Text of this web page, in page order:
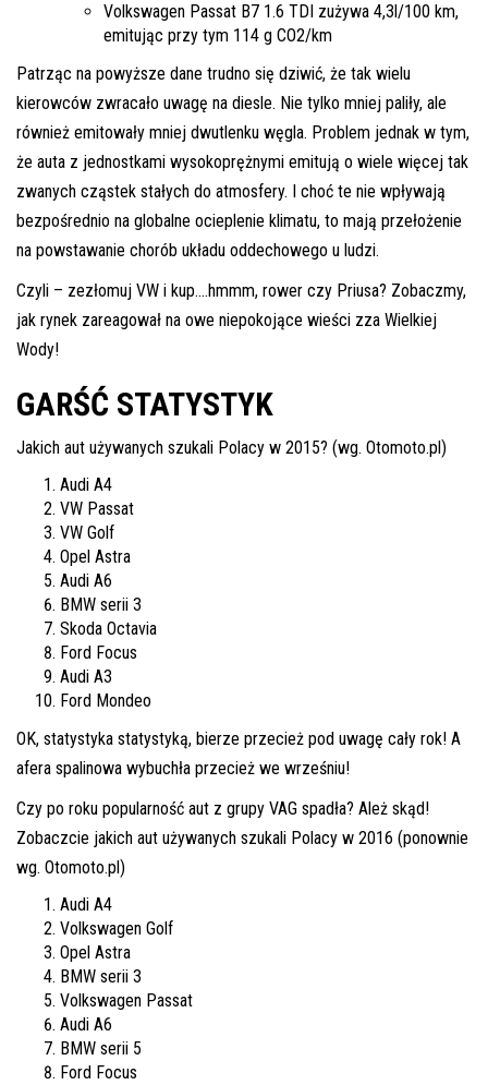
Volkswagen Passat B7 1.6 TDI zużywa 4,3l/100 km,
emitując przy tym 114 g CO2/km
Patrząc na powyższe dane trudno się dziwić, że tak wielu
kierowców zwracało uwagę na diesle. Nie tylko mniej paliły, ale
również emitowały mniej dwutlenku węgla. Problem jednak w tym,
że auta z jednostkami wysokoprężnymi emitują o wiele więcej tak
zwanych cząstek stałych do atmosfery. I choć te nie wpływają
bezpośrednio na globalne ocieplenie klimatu, to mają przełożenie
na powstawanie chorób układu oddechowego u ludzi.
Czyli – zezłomuj VW i kup….hmmm, rower czy Priusa? Zobaczmy,
jak rynek zareagował na owe niepokojące wieści zza Wielkiej
Wody!
GARŚĆ STATYSTYK
Jakich aut używanych szukali Polacy w 2015? (wg. Otomoto.pl)
Audi A4
VW Passat
VW Golf
Opel Astra
Audi A6
BMW serii 3
Skoda Octavia
Ford Focus
Audi A3
Ford Mondeo
OK, statystyka statystyką, bierze przecież pod uwagę cały rok! A
afera spalinowa wybuchła przecież we wrześniu!
Czy po roku popularność aut z grupy VAG spadła? Ależ skąd!
Zobaczcie jakich aut używanych szukali Polacy w 2016 (ponownie
wg. Otomoto.pl)
Audi A4
Volkswagen Golf
Opel Astra
BMW serii 3
Volkswagen Passat
Audi A6
BMW serii 5
Ford Focus